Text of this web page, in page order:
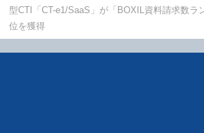
型CTI「CT-e1/SaaS」が「BOXIL資料請求数ラ
位を獲得